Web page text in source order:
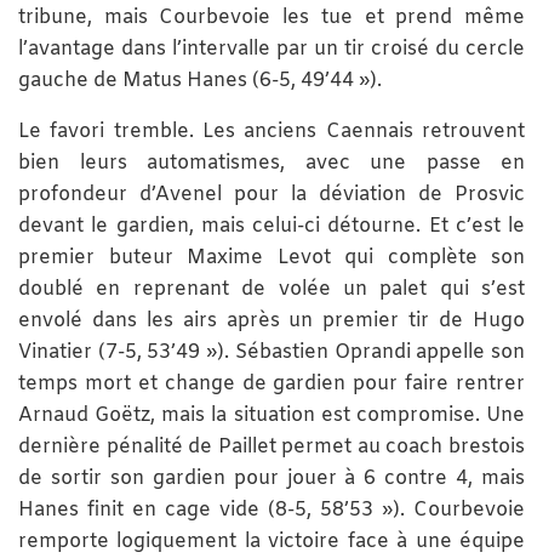
tribune, mais Courbevoie les tue et prend même
l’avantage dans l’intervalle par un tir croisé du cercle
gauche de Matus Hanes (6-5, 49’44 »).
Le favori tremble. Les anciens Caennais retrouvent
bien leurs automatismes, avec une passe en
profondeur d’Avenel pour la déviation de Prosvic
devant le gardien, mais celui-ci détourne. Et c’est le
premier buteur Maxime Levot qui complète son
doublé en reprenant de volée un palet qui s’est
envolé dans les airs après un premier tir de Hugo
Vinatier (7-5, 53’49 »). Sébastien Oprandi appelle son
temps mort et change de gardien pour faire rentrer
Arnaud Goëtz, mais la situation est compromise. Une
dernière pénalité de Paillet permet au coach brestois
de sortir son gardien pour jouer à 6 contre 4, mais
Hanes finit en cage vide (8-5, 58’53 »). Courbevoie
remporte logiquement la victoire face à une équipe